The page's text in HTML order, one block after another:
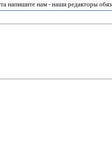
напишите нам - наши редакторы